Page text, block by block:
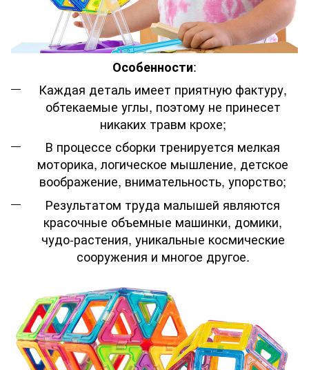
Особенности:
Каждая деталь имеет приятную фактуру,
обтекаемые углы, поэтому не принесет
никаких травм крохе;
В процессе сборки тренируется мелкая
моторика, логическое мышление, детское
воображение, внимательность, упорство;
Результатом труда малышей являются
красочные объемные машинки, домики,
чудо-растения, уникальные космические
сооружения и многое другое.